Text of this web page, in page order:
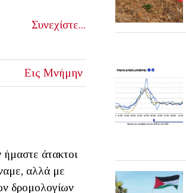
Συνεχίστε...
Εις Μνήμην
άτακτοι
αλλά με
δρομολογίων